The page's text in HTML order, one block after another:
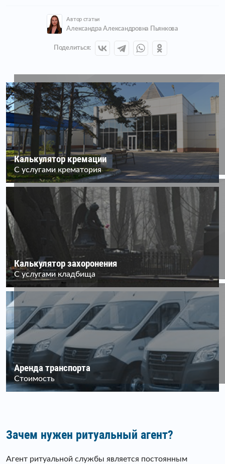
Автор статьи
Александра Александровна Пьянкова
Поделиться:
Калькулятор кремации
С услугами крематория
Калькулятор захоронения
С услугами кладбища
Аренда транспорта
Стоимость
Зачем нужен ритуальный агент?
Агент ритуальной службы является постоянным